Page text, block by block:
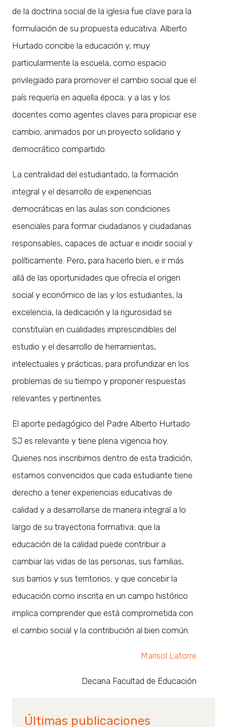
de la doctrina social de la iglesia fue clave para la
formulación de su propuesta educativa. Alberto
Hurtado concibe la educación y, muy
particularmente la escuela, como espacio
privilegiado para promover el cambio social que el
país requería en aquella época; y a las y los
docentes como agentes claves para propiciar ese
cambio, animados por un proyecto solidario y
democrático compartido.
La centralidad del estudiantado, la formación
integral y el desarrollo de experiencias
democráticas en las aulas son condiciones
esenciales para formar ciudadanos y ciudadanas
responsables, capaces de actuar e incidir social y
políticamente. Pero, para hacerlo bien, e ir más
allá de las oportunidades que ofrecía el origen
social y económico de las y los estudiantes, la
excelencia, la dedicación y la rigurosidad se
constituían en cualidades imprescindibles del
estudio y el desarrollo de herramientas,
intelectuales y prácticas, para profundizar en los
problemas de su tiempo y proponer respuestas
relevantes y pertinentes.
El aporte pedagógico del Padre Alberto Hurtado
SJ es relevante y tiene plena vigencia hoy.
Quienes nos inscribimos dentro de esta tradición,
estamos convencidos que cada estudiante tiene
derecho a tener experiencias educativas de
calidad y a desarrollarse de manera integral a lo
largo de su trayectoria formativa; que la
educación de la calidad puede contribuir a
cambiar las vidas de las personas, sus familias,
sus barrios y sus territorios; y que concebir la
educación como inscrita en un campo histórico
implica comprender que está comprometida con
el cambio social y la contribución al bien común.
Marisol Latorre
Decana Facultad de Educación
Últimas publicaciones